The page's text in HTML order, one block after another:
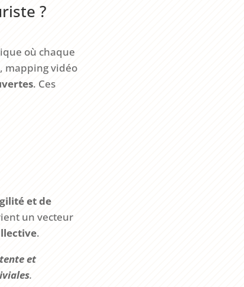
?
où chaque
mapping vidéo
. Ces
et de
un vecteur
.
et
.